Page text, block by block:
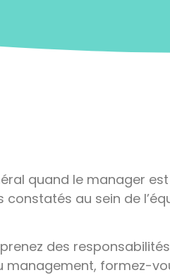
quand le manager
au sein de
des
management, formez-